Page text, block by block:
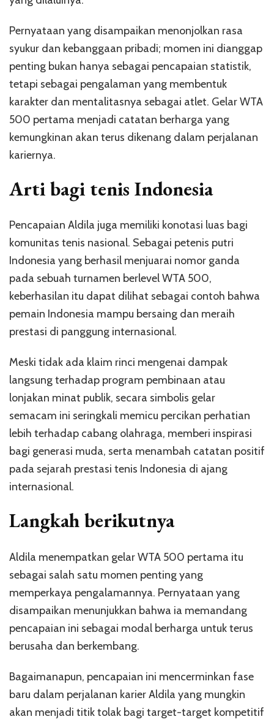
Pernyataan yang disampaikan menonjolkan rasa
syukur dan kebanggaan pribadi; momen ini dianggap
penting bukan hanya sebagai pencapaian statistik,
tetapi sebagai pengalaman yang membentuk
karakter dan mentalitasnya sebagai atlet. Gelar WTA
500 pertama menjadi catatan berharga yang
kemungkinan akan terus dikenang dalam perjalanan
kariernya.
Arti bagi tenis Indonesia
Pencapaian Aldila juga memiliki konotasi luas bagi
komunitas tenis nasional. Sebagai petenis putri
Indonesia yang berhasil menjuarai nomor ganda
pada sebuah turnamen berlevel WTA 500,
keberhasilan itu dapat dilihat sebagai contoh bahwa
pemain Indonesia mampu bersaing dan meraih
prestasi di panggung internasional.
Meski tidak ada klaim rinci mengenai dampak
langsung terhadap program pembinaan atau
lonjakan minat publik, secara simbolis gelar
semacam ini seringkali memicu percikan perhatian
lebih terhadap cabang olahraga, memberi inspirasi
bagi generasi muda, serta menambah catatan positif
pada sejarah prestasi tenis Indonesia di ajang
internasional.
Langkah berikutnya
Aldila menempatkan gelar WTA 500 pertama itu
sebagai salah satu momen penting yang
memperkaya pengalamannya. Pernyataan yang
disampaikan menunjukkan bahwa ia memandang
pencapaian ini sebagai modal berharga untuk terus
berusaha dan berkembang.
Bagaimanapun, pencapaian ini mencerminkan fase
baru dalam perjalanan karier Aldila yang mungkin
akan menjadi titik tolak bagi target-target kompetitif